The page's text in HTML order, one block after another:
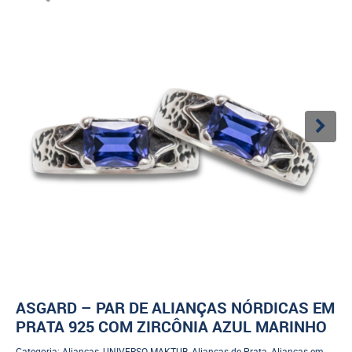
ASGARD – PAR DE ALIANÇAS NÓRDICAS EM
PRATA 925 COM ZIRCÔNIA AZUL MARINHO